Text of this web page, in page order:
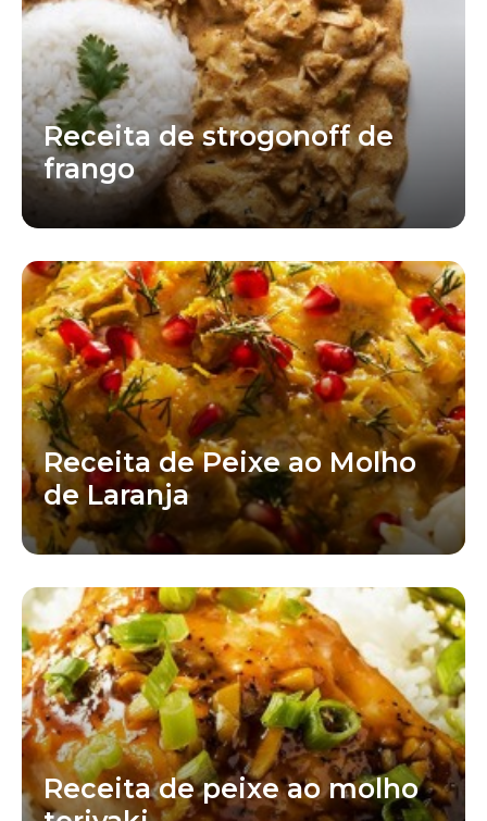
Receita de strogonoff de
frango
Receita de Peixe ao Molho
de Laranja
Receita de peixe ao molho